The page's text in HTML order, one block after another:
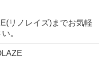
リノレイズ)までお気軽
。